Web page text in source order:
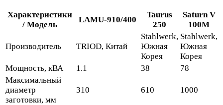
Характеристики
/ Модель
LAMU-910/400
Taurus
250
Saturn V
100M
Производитель TRIOD, Китай
Stahlwerk,
Южная
Корея
Stahlwerk,
Южная
Корея
Мощность, кВА
1.1 38
78
Максимальный
диаметр
заготовки, мм
310 610 1000